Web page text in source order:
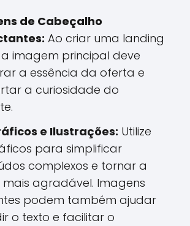
de Cabeçalho
Ao criar uma landing
imagem principal deve
a essência da oferta e
a curiosidade do
e Ilustrações: Utilize
para simplificar
complexos e tornar a
mais agradável. Imagens
podem também ajudar
o texto e facilitar o